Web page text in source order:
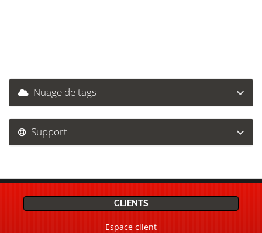
Nuage de tags
Support
CLIENTS
Espace client